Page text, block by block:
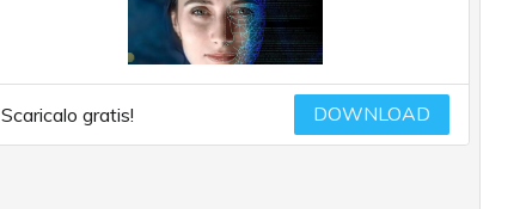
Scaricalo gratis! DOWNLOAD